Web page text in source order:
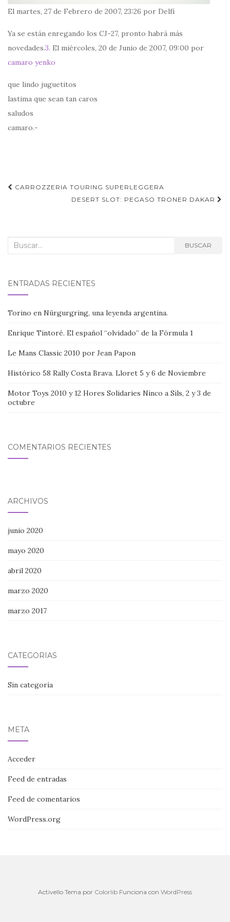
El martes, 27 de Febrero de 2007, 23:26 por Delfí
Ya se están enregando los CJ-27, pronto habrá más
novedades.3. El miércoles, 20 de Junio de 2007, 09:00 por
camaro yenko
que lindo juguetitos
lastima que sean tan caros
saludos
camaro.-
Navegación
CARROZZERIA TOURING SUPERLEGGERA
DESERT SLOT: PEGASO TRONER DAKAR
Buscar: BUSCAR
ENTRADAS RECIENTES
Torino en Nürgurgring, una leyenda argentina.
Enrique Tintoré. El español “olvidado” de la Fórmula 1
Le Mans Classic 2010 por Jean Papon
Histórico 58 Rally Costa Brava. Lloret 5 y 6 de Noviembre
Motor Toys 2010 y 12 Hores Solidaries Ninco a Sils, 2 y 3 de
octubre
COMENTARIOS RECIENTES
ARCHIVOS
junio 2020
mayo 2020
abril 2020
marzo 2020
marzo 2017
CATEGORÍAS
Sin categoría
META
Acceder
Feed de entradas
Feed de comentarios
WordPress.org
Activello Tema por Colorlib Funciona con WordPress